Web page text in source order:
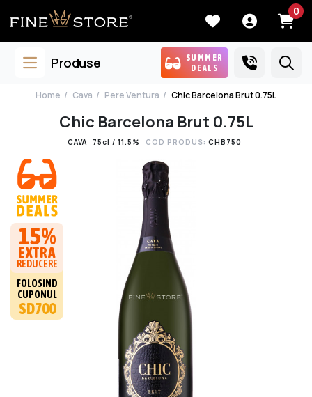
0
Produse
SUMMER
DEALS
Home Cava Pere Ventura Chic Barcelona Brut 0.75L
Chic Barcelona Brut 0.75L
CAVA 75cl / 11.5% COD PRODUS: CHB750
15%
EXTRA
REDUCERE
FOLOSIND
CUPONUL
SD700